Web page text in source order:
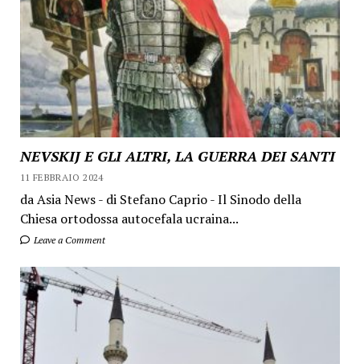
NEVSKIJ E GLI ALTRI, LA GUERRA DEI SANTI
11 FEBBRAIO 2024
da Asia News - di Stefano Caprio - Il Sinodo della
Chiesa ortodossa autocefala ucraina...
Leave a Comment